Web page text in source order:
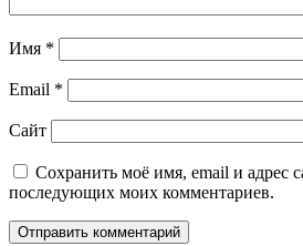
Имя *
Email *
Сайт
Сохранить моё имя, email и адрес
последующих моих комментариев.